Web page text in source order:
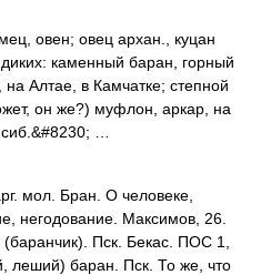
овен; овец архан., куцан
каменный баран, горный
Алтае, в Камчатке; степной
он же?) муфлон, аркар, на
…
мол. Бран. О человеке,
негодование. Максимов, 26.
Пск. Бекас. ПОС 1,
леший) баран. Пск. То же, что